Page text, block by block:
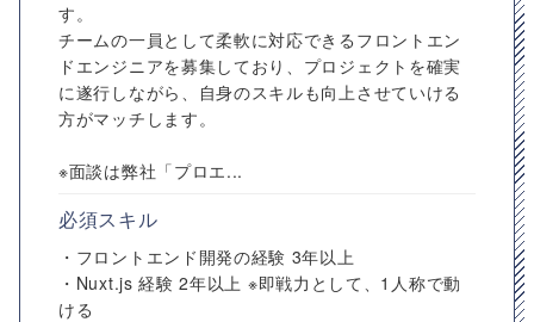
す。
チームの一員として柔軟に対応できるフロントエン
ドエンジニアを募集しており、プロジェクトを確実
に遂行しながら、自身のスキルも向上させていける
方がマッチします。
※面談は弊社「プロエ...
必須スキル
・フロントエンド開発の経験 3年以上
・Nuxt.js 経験 2年以上 ※即戦力として、1人称で動
ける